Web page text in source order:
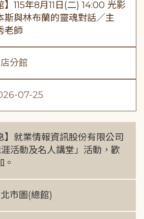
】115年8月11日(二) 14:00 光影
斯與林布蘭的靈魂對話／主
老師
分館
07-25
】就業情報資訊股份有限公司
涯活動及名人講堂」活動，歡
。
市圖(總館)